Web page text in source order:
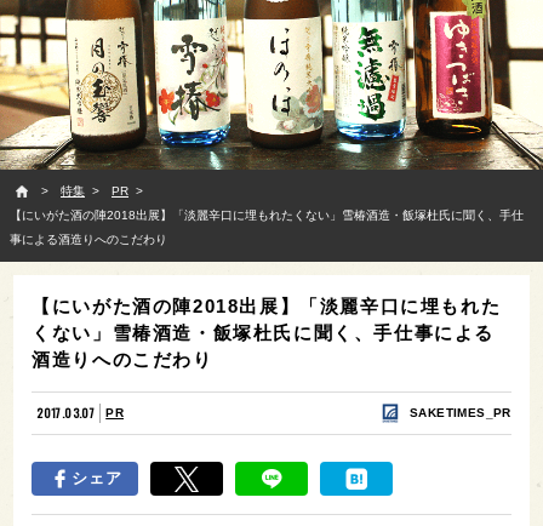
特集
PR
【にいがた酒の陣2018出展】「淡麗辛口に埋もれたくない」雪椿酒造・飯塚杜氏に聞く、手仕
事による酒造りへのこだわり
【にいがた酒の陣2018出展】「淡麗辛口に埋もれた
くない」雪椿酒造・飯塚杜氏に聞く、手仕事による
酒造りへのこだわり
2017.03.07 PR SAKETIMES_PR
シェア